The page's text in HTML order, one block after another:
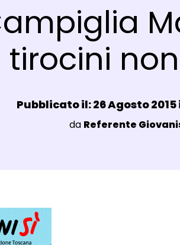
tirocini
Data e ora:
Pubblicato il: 26 Agosto 2015
Luogo:
da Referente
Post